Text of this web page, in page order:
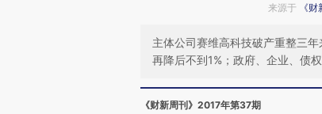
来源于 《
主体公司赛维高科技破产重整三
再降后不到1%；政府、企业、债
《财新周刊》2017年第37期